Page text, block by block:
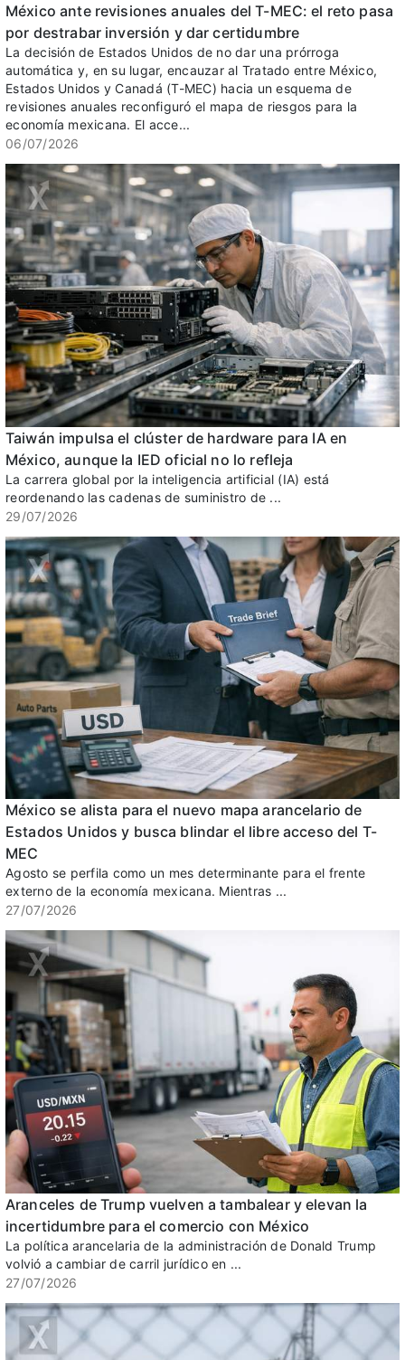
México ante revisiones anuales del T-MEC: el reto pasa
por destrabar inversión y dar certidumbre
La decisión de Estados Unidos de no dar una prórroga
automática y, en su lugar, encauzar al Tratado entre México,
Estados Unidos y Canadá (T-MEC) hacia un esquema de
revisiones anuales reconfiguró el mapa de riesgos para la
economía mexicana. El acce...
06/07/2026
Taiwán impulsa el clúster de hardware para IA en
México, aunque la IED oficial no lo refleja
La carrera global por la inteligencia artificial (IA) está
reordenando las cadenas de suministro de ...
29/07/2026
México se alista para el nuevo mapa arancelario de
Estados Unidos y busca blindar el libre acceso del T-
MEC
Agosto se perfila como un mes determinante para el frente
externo de la economía mexicana. Mientras ...
27/07/2026
Aranceles de Trump vuelven a tambalear y elevan la
incertidumbre para el comercio con México
La política arancelaria de la administración de Donald Trump
volvió a cambiar de carril jurídico en ...
27/07/2026